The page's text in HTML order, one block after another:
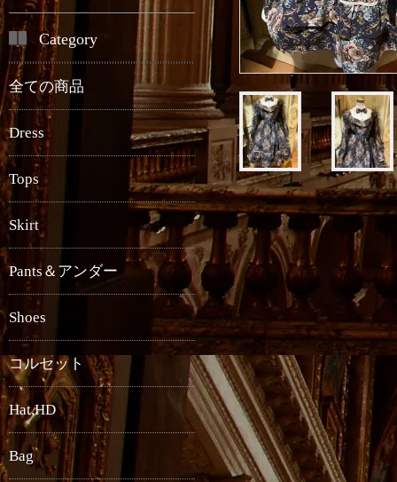
Category
全ての商品
Dress
Tops
Skirt
Pants＆アンダー
Shoes
コルセット
Hat,HD
Bag